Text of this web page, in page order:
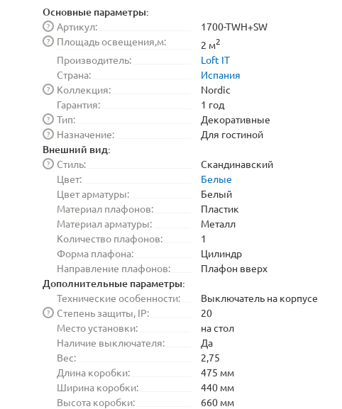
Основные параметры:
Артикул:
?
1700-TWH+SW
Площадь освещения,м:
? 2 м2
Производитель:
Loft IT
Страна:
Испания
Коллекция:
?
Nordic
Гарантия:
1 год
Тип:
?
Декоративные
Назначение:
? Для гостиной
Внешний вид:
Стиль:
?
Скандинавский
Цвет:
Белые
Цвет арматуры:
Белый
Материал плафонов:
Пластик
Материал арматуры:
Металл
Количество плафонов:
1
Форма плафона:
Цилиндр
Направление плафонов:
Плафон вверх
Дополнительные параметры:
Технические особенности:
Выключатель на корпусе
Степень защиты, IP:
?
20
Место установки:
на стол
Наличие выключателя:
Да
Вес:
2,75
Длина коробки:
475 мм
Ширина коробки:
440 мм
Высота коробки:
660 мм